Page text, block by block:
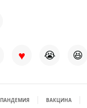
♥ 😭 😆
ПАНДЕМИЯ ВАКЦИНА